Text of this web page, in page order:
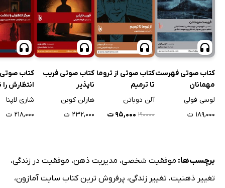
کتاب صوتی فهرست
مهمانان
لوسی فولی
۱۸۹,۰۰۰ ت
کتاب صوتی از تروما
تا ترمیم
آلن دوباتن
۱۹۰۰۰۰ ۹۵,۰۰۰ ت
کتاب صوتی فریب
ناپذیر
هارلن کوبن
۲۳۲,۰۰۰ ت
کتاب
انتظارش
شاری لاپنا
۲۱۸,۰۰۰ ت
برچسب‌ها: موفقیت شخصی، مدیریت ذهن، موفقیت در زندگی،
تغییر ذهنیت، تغییر زندگی، پرفروش ترین کتاب سایت آمازون،